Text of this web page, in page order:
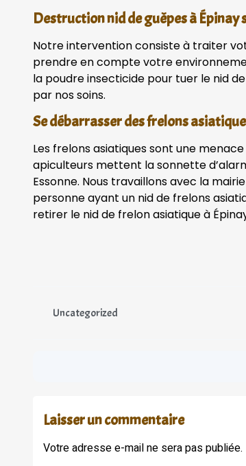
Destruction nid de guêpes à
Notre intervention consiste à traiter
prendre en compte votre
la poudre insecticide pour tuer le nid
par nos soins.
Se débarrasser des frelons
Les frelons asiatiques sont une
apiculteurs mettent la sonnette
Essonne. Nous travaillons avec la
personne ayant un nid de frelons
retirer le nid de frelon asiatique à
Uncategorized
Laisser un commentaire
Votre adresse e-mail ne sera pas publiée.